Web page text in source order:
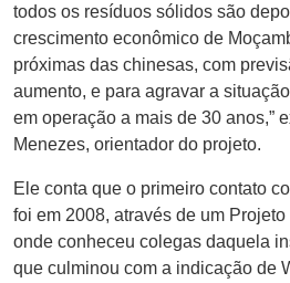
todos os resíduos sólidos são
crescimento econômico de
próximas das chinesas, com
aumento, e para agravar a
em operação a mais de 30 anos,”
Menezes, orientador do projeto.
Ele conta que o primeiro contato
foi em 2008, através de um
onde conheceu colegas daquela
que culminou com a indicação de